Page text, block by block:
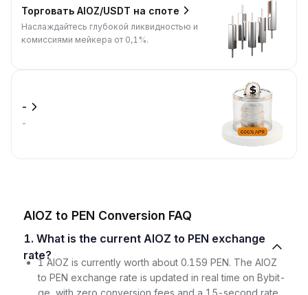
Торговать AIOZ/USDT на споте
Наслаждайтесь глубокой ликвидностью и
комиссиями мейкера от 0,1%.
-
-
AIOZ to PEN Conversion FAQ
1. What is the current AIOZ to PEN exchange
rate?
1 AIOZ is currently worth about 0.159 PEN. The AIOZ
to PEN exchange rate is updated in real time on Bybit-
ge, with zero conversion fees and a 15-second rate